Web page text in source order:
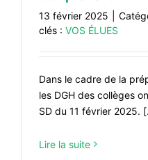
13 février 2025
clés : VOS ÉLUES
Dans le cadre de la
les DGH des collèges
SD du 11 février 2025.
Lire la suite